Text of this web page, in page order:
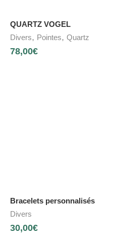
QUARTZ VOGEL
Divers, Pointes, Quartz
78,00€
Bracelets personnalisés
Divers
30,00€